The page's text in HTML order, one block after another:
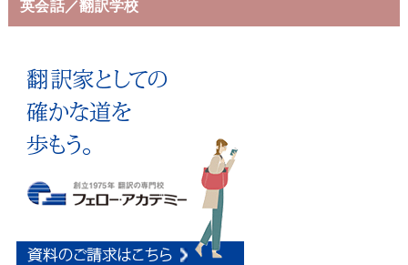
英会話／翻訳学校